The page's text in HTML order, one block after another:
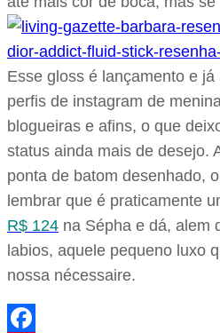
Esse gloss é lançamento e
perfis de instagram de
blogueiras e afins, o que
status ainda mais de desejo.
ponta de batom desenhado,
lembrar que é praticamente
R$ 124 na Sépha e dá, alem
labios, aquele pequeno luxo
nossa nécessaire.